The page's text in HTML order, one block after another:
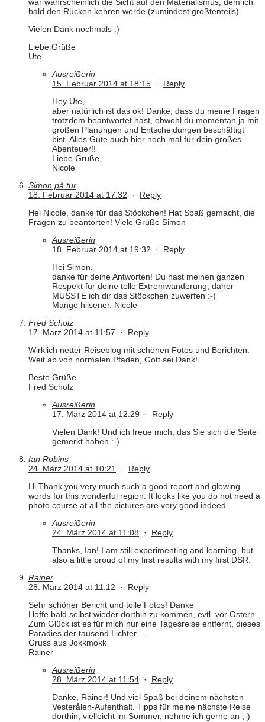
war wahrscheinlich die Sicht auf den Materialismus, dem ich
bald den Rücken kehren werde (zumindest größtenteils).
Vielen Dank nochmals :)
Liebe Grüße
Ute
Ausreißerin
15. Februar 2014 at 18:15 · Reply
Hey Ute,
aber natürlich ist das ok! Danke, dass du meine Fragen
trotzdem beantwortet hast, obwohl du momentan ja mit
großen Planungen und Entscheidungen beschäftigt
bist. Alles Gute auch hier noch mal für dein großes
Abenteuer!!
Liebe Grüße,
Nicole
Simon på tur
18. Februar 2014 at 17:32 · Reply
Hei Nicole, danke für das Stöckchen! Hat Spaß gemacht, die
Fragen zu beantorten! Viele Grüße Simon
Ausreißerin
18. Februar 2014 at 19:32 · Reply
Hei Simon,
danke für deine Antworten! Du hast meinen ganzen
Respekt für deine tolle Extremwanderung, daher
MUSSTE ich dir das Stöckchen zuwerfen :-)
Mange hilsener, Nicole
Fred Scholz
17. März 2014 at 11:57 · Reply
Wirklich netter Reiseblog mit schönen Fotos und Berichten.
Weit ab von normalen Pfaden, Gott sei Dank!
Beste Grüße
Fred Scholz
Ausreißerin
17. März 2014 at 12:29 · Reply
Vielen Dank! Und ich freue mich, das Sie sich die Seite
gemerkt haben :-)
Ian Robins
24. März 2014 at 10:21 · Reply
Hi Thank you very much such a good report and glowing
words for this wonderful region. It looks like you do not need a
photo course at all the pictures are very good indeed.
Ausreißerin
24. März 2014 at 11:08 · Reply
Thanks, Ian! I am still experimenting and learning, but
also a little proud of my first results with my first DSR.
Rainer
28. März 2014 at 11:12 · Reply
Sehr schöner Bericht und tolle Fotos! Danke
Hoffe bald selbst wieder dorthin zu kommen, evtl. vor Ostern.
Zum Glück ist es für mich nur eine Tagesreise entfernt, dieses
Paradies der tausend Lichter ….
Gruss aus Jokkmokk
Rainer
Ausreißerin
28. März 2014 at 11:54 · Reply
Danke, Rainer! Und viel Spaß bei deinem nächsten
Vesterålen-Aufenthalt. Tipps für meine nächste Reise
dorthin, vielleicht im Sommer, nehme ich gerne an ;-)